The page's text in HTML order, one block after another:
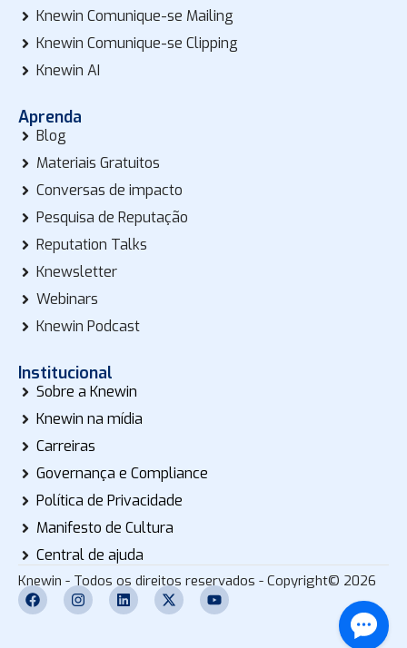
Knewin Comunique-se Mailing
Knewin Comunique-se Clipping
Knewin AI
Aprenda
Blog
Materiais Gratuitos
Conversas de impacto
Pesquisa de Reputação
Reputation Talks
Knewsletter
Webinars
Knewin Podcast
Institucional
Sobre a Knewin
Knewin na mídia
Carreiras
Governança e Compliance
Política de Privacidade
Manifesto de Cultura
Central de ajuda
Knewin - Todos os direitos reservados - Copyright© 2026